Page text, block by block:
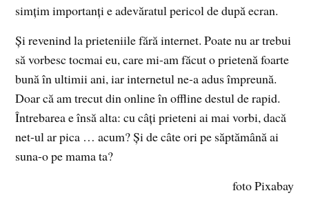
simțim importanți e adevăratul pericol de după ecran.
Și revenind la prieteniile fără internet. Poate nu ar trebui
să vorbesc tocmai eu, care mi-am făcut o prietenă foarte
bună în ultimii ani, iar internetul ne-a adus împreună.
Doar că am trecut din online în offline destul de rapid.
Întrebarea e însă alta: cu câți prieteni ai mai vorbi, dacă
net-ul ar pica … acum? Și de câte ori pe săptămână ai
suna-o pe mama ta?
foto Pixabay